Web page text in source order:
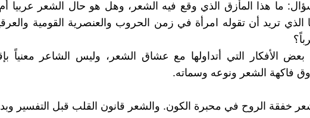
ما هذا المأزق الذي وقع فيه الشعر، وهل هو حال الشعر عربيا أم
الذي تريد أن تقوله امرأة في زمن الحروب والعنصرية القومية
بعض الأفكار التي أتداولها مع عشاق الشعر، وليس الشاعر معنياً
فاكهة الشعر ونوعه وسماته.
خفقة الروح في محبرة الكون. والشعر قانون القلب قبل التفسير